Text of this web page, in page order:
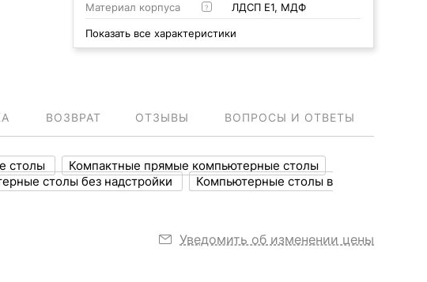
Материал корпуса
? ЛДСП Е1, МДФ
Показать все характеристики
ВОЗВРАТ ОТЗЫВЫ ВОПРОСЫ И ОТВЕТЫ
столы
Компактные прямые компьютерные столы
столы без надстройки
Компьютерные столы в
Уведомить об изменении цены